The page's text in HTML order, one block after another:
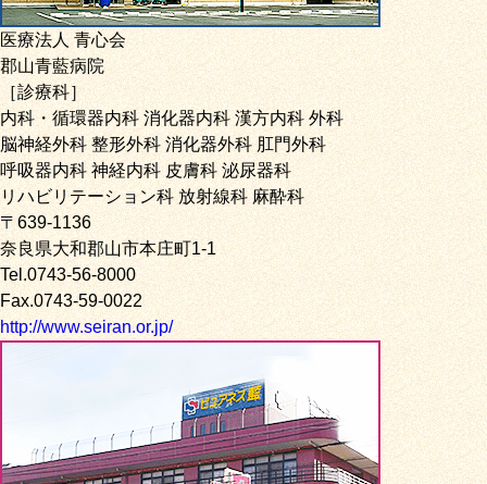
医療法人 青心会
郡山青藍病院
［診療科］
内科・循環器内科 消化器内科 漢方内科 外科
脳神経外科 整形外科 消化器外科 肛門外科
呼吸器内科 神経内科 皮膚科 泌尿器科
リハビリテーション科 放射線科 麻酔科
〒639-1136
奈良県大和郡山市本庄町1-1
Tel.0743-56-8000
Fax.0743-59-0022
http://www.seiran.or.jp/